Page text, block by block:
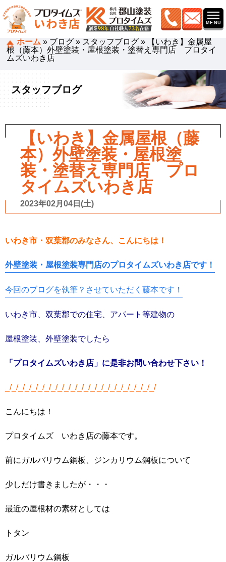
ホーム » ブログ » スタッフブログ »
【いわき】金属屋
根（藤本）外壁塗装・屋根塗装・塗替え専門店 プロタイ
ムズいわき店
スタッフブログ
【いわき】金属屋根（藤
本）外壁塗装・屋根塗
装・塗替え専門店 プロ
タイムズいわき店
2023年02月04日(土)
いわき市・双葉郡のみなさん、こんにちは！
外壁塗装・屋根塗装専門店のプロタイムズいわき店です！
今回のブログを執筆？させていただく藤本です！
いわき市、双葉郡での住宅、アパート等建物の
屋根塗装、外壁塗装でしたら
「プロタイムズいわき店」に是非お問い合わせ下さい！
_/_/_/_/_/_/_/_/_/_/_/_/_/_/_/_/_/_/_/_/_/_/_/
こんにちは！
プロタイムズ いわき店の藤本です。
前にガルバリウム鋼板、ジンカリウム鋼板について
少しだけ書きましたが・・・
最近の屋根材の素材としては
トタン
ガルバリウム鋼板